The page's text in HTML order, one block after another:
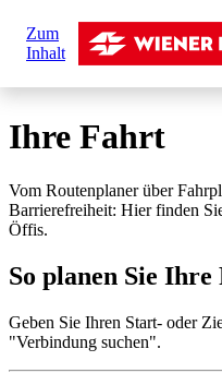
Zum
Inhalt
sind
hier:
Startseite Ihre Fahrt
Ihre Fahrt
Vom Routenplaner über
Barrierefreiheit: Hier finden
Öffis.
So planen Sie Ihre
Geben Sie Ihren Start- oder
"Verbindung suchen".